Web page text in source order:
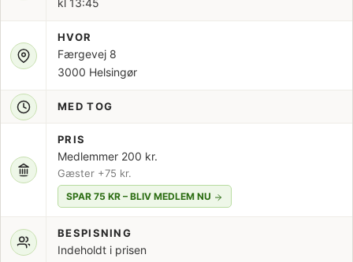
kl 13:45
HVOR
Færgevej 8
3000 Helsingør
MED TOG
PRIS
Medlemmer 200 kr.
Gæster +75 kr.
SPAR 75 KR – BLIV MEDLEM NU
BESPISNING
Indeholdt i prisen